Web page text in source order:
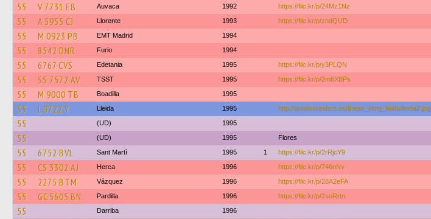
55 V 7731 EB Auvaca 1992 https://flic.kr/p/24Mz1Nz
55 A 5955 CJ Llorente 1993 https://flic.kr/p/zndQUD
55 M 0923 PB EMT Madrid 1994
55 8542 DNR Furio 1994
55 6767 CVS Edetania 1995 https://flic.kr/p/y3PLQN
55 SS 7572 AV TSST 1995 https://flic.kr/p/2m8XBPs
55 M 9000 TB Boadilla 1995
55 L 9722 Y Lleida 1995 http://autobusesbcn.es/lineas_i/img_lleida/lleida2.jpg
55 (UD) 1995
55 (UD) 1995 Flores
55 6752 BVL Sant Martì 1995 1 https://flic.kr/p/2rRjcY9
55 CS 3302 AJ Herca 1996 https://flic.kr/p/746nNv
55 2275 BTM Vázquez 1996 https://flic.kr/p/28A2eFA
55 GC 5605 BN Pardilla 1996 https://flic.kr/p/2soRrtn
55 Darriba 1996